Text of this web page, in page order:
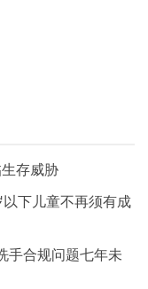
存威胁
下儿童不再须有成
手合规问题七年未